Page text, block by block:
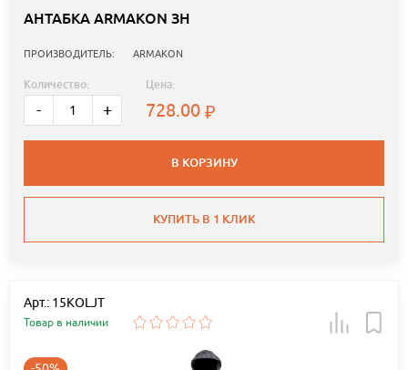
АНТАБКА ARMAKON ЗН
ПРОИЗВОДИТЕЛЬ: ARMAKON
Количество:
- +
Цена:
728.00
В КОРЗИНУ
КУПИТЬ В 1 КЛИК
Арт.: 15KOLJT
Товар в наличии